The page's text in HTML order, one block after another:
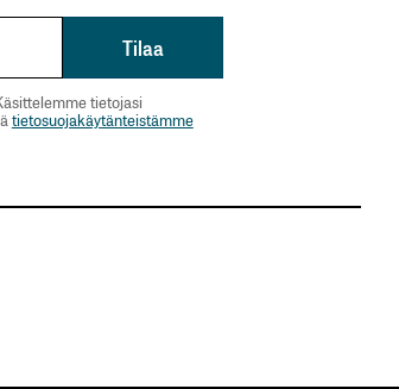
tietojasi
tietosuojakäytänteistämme